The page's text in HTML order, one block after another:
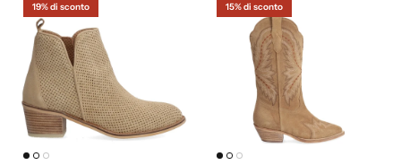
19% di sconto 15% di sconto